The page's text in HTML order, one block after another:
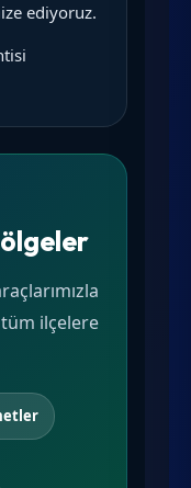
ediyoruz.
ilçelere